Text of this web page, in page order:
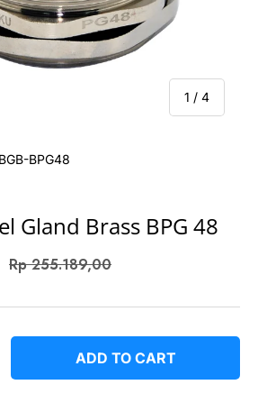
1 / of
4
BPG48
Gland Brass BPG 48
Rp 255.189,00
ADD TO CART